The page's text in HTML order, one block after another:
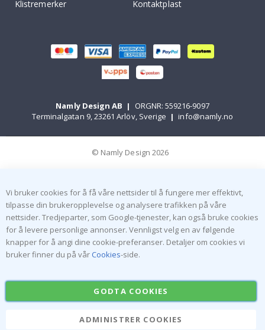
Klistremerker
Kontaktplast
Namly Design AB |
ORGNR: 559216-9097
Terminalgatan 9, 23261 Arlöv, Sverige | info@namly.no
© Namly Design 2026
Vi bruker cookies for å få våre nettsider til å fungere mer effektivt,
tilpasse din brukeropplevelse og analysere trafikken på våre
nettsider. Tredjeparter, som Google-tjenester, kan også bruke cookies
for å levere personlige annonser. Vennligst velg en av følgende
knapper for å angi dine cookie-preferanser. Detaljer om cookies vi
bruker finner du på vår Cookies-side.
GODTA COOKIES
ADMINISTRER COOKIES